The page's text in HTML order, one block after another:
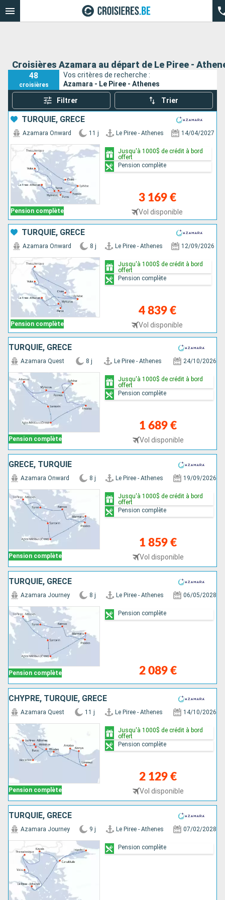
Croisières Azamara au départ de Le Piree -
48
croisières
Vos critères de recherche :
Azamara - Le Piree - Athenes
Filtrer Trier
TURQUIE, GRÈCE
Pension complète
Azamara Onward 11 j Le Piree - Athenes 14/04/2027
3 169 €
Vol disponible
Jusqu'à 1000$ de crédit à bord
offert
Pension complète
TURQUIE, GRÈCE
Pension complète
Azamara Onward 8 j Le Piree - Athenes 12/09/2026
4 839 €
Vol disponible
Jusqu'à 1000$ de crédit à bord
offert
Pension complète
TURQUIE, GRÈCE
Pension complète
Azamara Quest 8 j Le Piree - Athenes 24/10/2026
1 689 €
Vol disponible
Jusqu'à 1000$ de crédit à bord
offert
Pension complète
GRÈCE, TURQUIE
Pension complète
Azamara Onward 8 j Le Piree - Athenes 19/09/2026
1 859 €
Vol disponible
Jusqu'à 1000$ de crédit à bord
offert
Pension complète
TURQUIE, GRÈCE
Pension complète
Azamara Journey 8 j Le Piree - Athenes 06/05/2028
2 089 €
Pension complète
CHYPRE, TURQUIE, GRÈCE
Pension complète
Azamara Quest 11 j Le Piree - Athenes 14/10/2026
2 129 €
Vol disponible
Jusqu'à 1000$ de crédit à bord
offert
Pension complète
TURQUIE, GRÈCE
Azamara Journey 9 j Le Piree - Athenes 07/02/2028
Pension complète